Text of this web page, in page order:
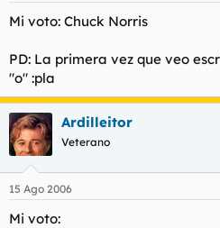
Mi voto: Chuck Norris
PD: La primera vez que veo
"o" :pla
Ardilleitor
Veterano
15 Ago 2006
Mi voto: